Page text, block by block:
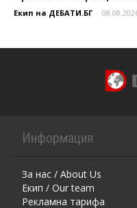
Екип на ДЕБАТИ.БГ -
Информация
За нас / About Us
Екип / Our team
Рекламна тарифа